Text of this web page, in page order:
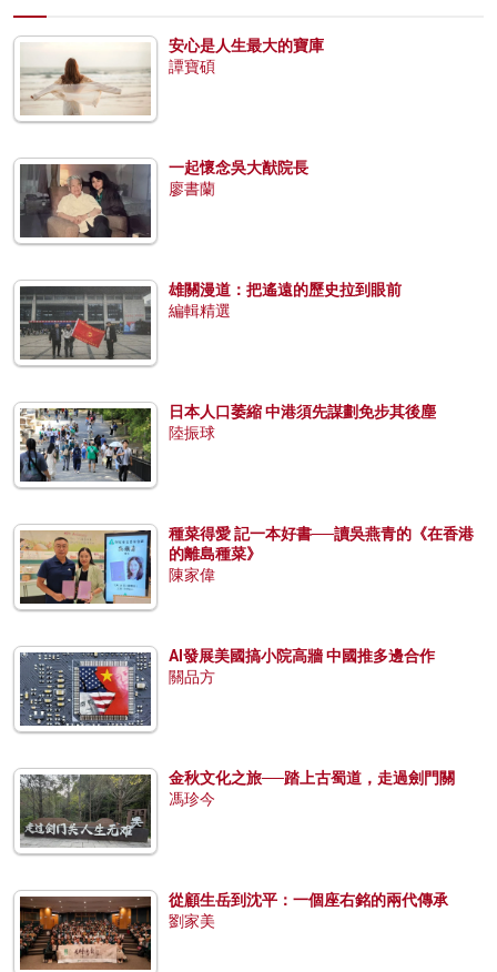
安心是人生最大的寶庫
譚寶碩
一起懷念吳大猷院長
廖書蘭
雄關漫道：把遙遠的歷史拉到眼前
編輯精選
日本人口萎縮 中港須先謀劃免步其後塵
陸振球
種菜得愛 記一本好書──讀吳燕青的《在香港
的離島種菜》
陳家偉
AI發展美國搞小院高牆 中國推多邊合作
關品方
金秋文化之旅──踏上古蜀道，走過劍門關
馮珍今
從顧生岳到沈平：一個座右銘的兩代傳承
劉家美